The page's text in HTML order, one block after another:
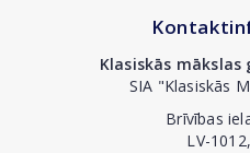
Klasiskās
SIA "Klasiskās
Brīvības
LV-